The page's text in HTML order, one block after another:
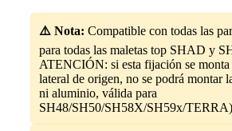
⚠️ Nota: Compatible con todas las
para todas las maletas top SHAD y
ATENCIÓN: si esta fijación se monta
lateral de origen, no se podrá montar
ni aluminio, válida para
SH48/SH50/SH58X/SH59x/